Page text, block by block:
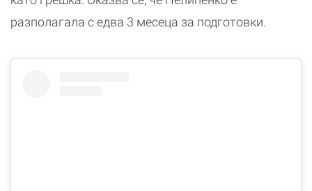
разполагала с едва 3 месеца за подготовки.